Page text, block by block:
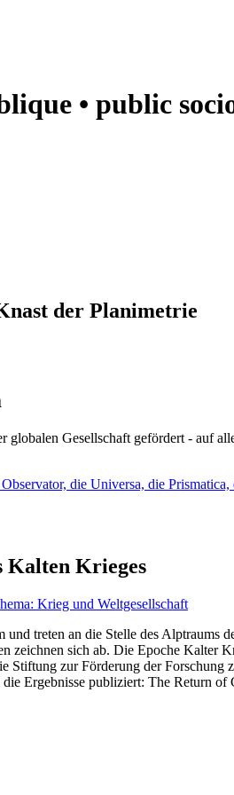
• public
der Planimetrie
Gesellschaft gefördert - auf
die Universa, die Prismatica,
Kalten Krieges
Krieg und Weltgesellschaft
treten an die Stelle des
zeichnen sich ab. Die Epoche
zur Förderung der
Ergebnisse publiziert: The Return